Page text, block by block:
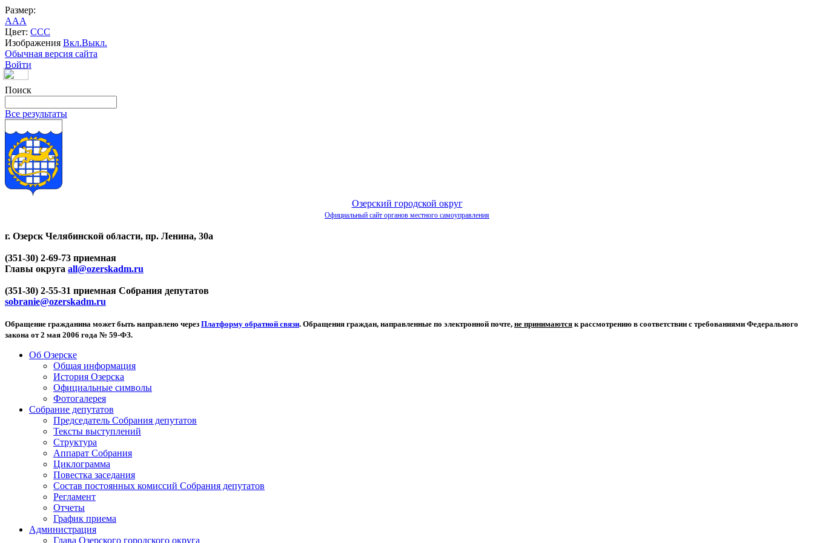
Размер:
AAA
Цвет: CCC
Изображения Вкл.Выкл.
Обычная версия сайта
Войти
Поиск
Все результаты
Озерский городской округ
Официальный сайт органов местного самоуправления
г. Озерск Челябинской области, пр. Ленина, 30а
(351-30) 2-69-73 приемная
Главы округа all@ozerskadm.ru
(351-30) 2-55-31 приемная Собрания депутатов
sobranie@ozerskadm.ru
Обращение гражданина может быть направлено через Платформу обратной связи. Обращения граждан, направленные по электронной почте, не принимаются к рассмотрению в соответствии с требованиями Федерального
закона от 2 мая 2006 года № 59-ФЗ.
Об Озерске
Общая информация
История Озерска
Официальные символы
Фотогалерея
Собрание депутатов
Председатель Собрания депутатов
Тексты выступлений
Структура
Аппарат Собрания
Циклограмма
Повестка заседания
Состав постоянных комиссий Собрания депутатов
Регламент
Отчеты
График приема
Администрация
Глава Озерского городского округа